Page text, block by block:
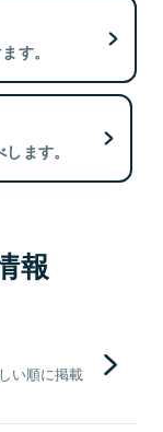
す。
ます。
報
い順に掲載